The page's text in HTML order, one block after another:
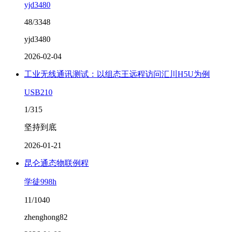
yjd3480
48/3348
yjd3480
2026-02-04
工业无线通讯测试：以组态王远程访问汇川H5U为例
USB210
1/315
坚持到底
2026-01-21
昆仑通态物联例程
学徒998h
11/1040
zhenghong82